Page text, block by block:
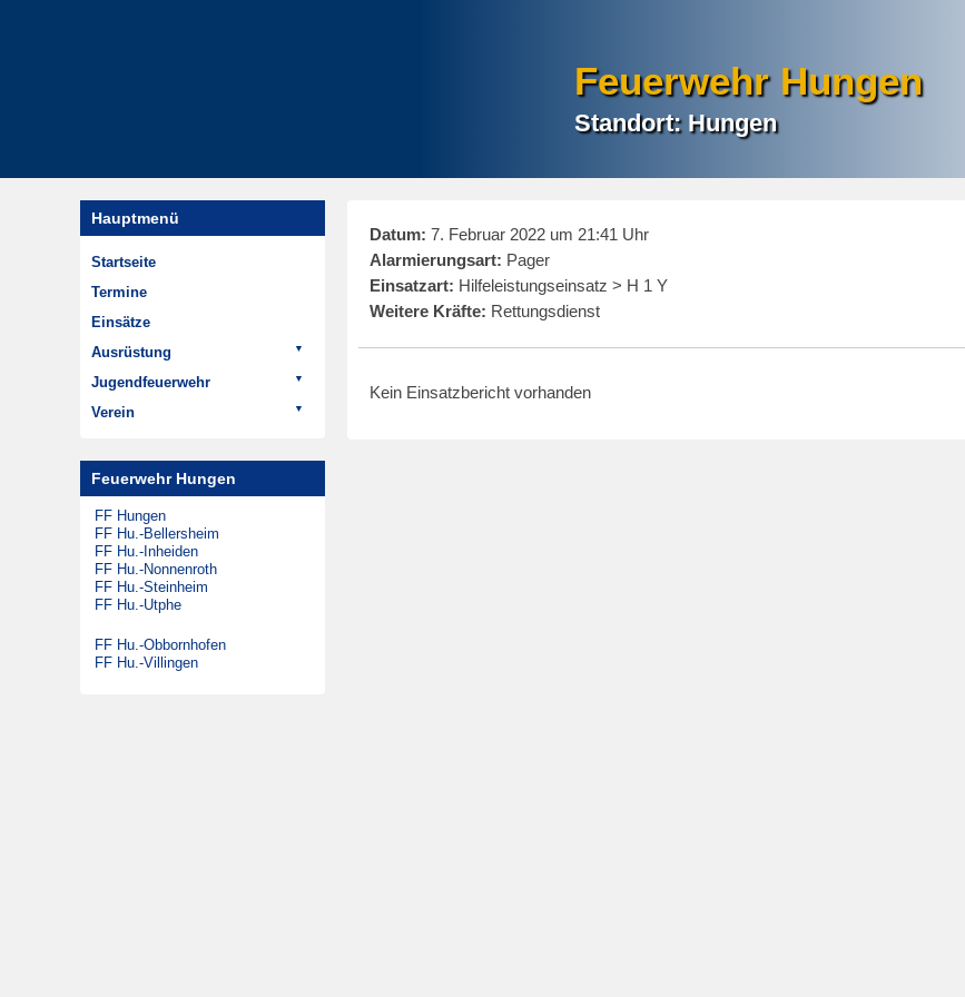
Feuerwehr Hungen
Standort: Hungen
Datum: 7. Februar 2022 um 21:41 Uhr
Alarmierungsart: Pager
Einsatzart: Hilfeleistungseinsatz > H 1 Y
Weitere Kräfte: Rettungsdienst
Kein Einsatzbericht vorhanden
Hauptmenü
Startseite
Termine
Einsätze
Ausrüstung
Fahrzeuge
HTLF 16
LF 8/6
DLK 23/12
GW-G
SW 2000 Tr
MTW
KdoW
Gabelstapler
Jugendfeuerwehr
Termine
Jugendfeuerwehr
Verein
Rückblick
Satzung
Beitrittserklärung
Feuerwehr Hungen
FF Hungen
FF Hu.-Bellersheim
FF Hu.-Inheiden
FF Hu.-Nonnenroth
FF Hu.-Steinheim
FF Hu.-Utphe
FF Hu.-Obbornhofen
FF Hu.-Villingen